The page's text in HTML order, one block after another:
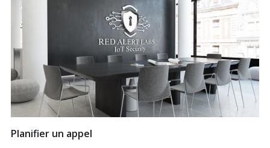
Planifier un appel